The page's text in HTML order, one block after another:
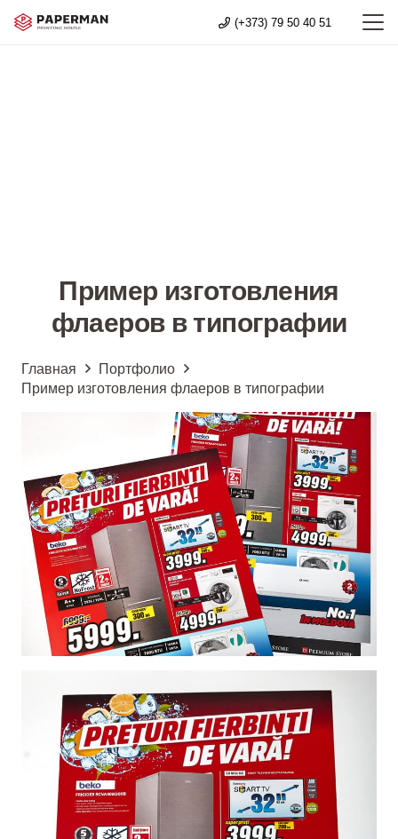
(+373) 79 50 40 51
Пример изготовления
флаеров в типографии
Главная
Портфолио
Пример изготовления флаеров в типографии